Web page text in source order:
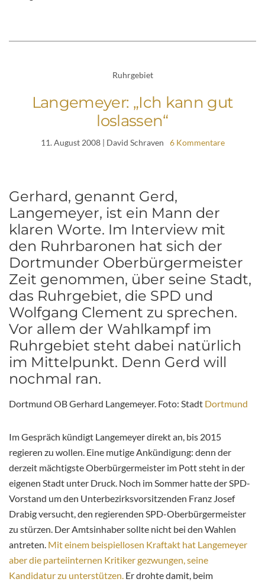
Ruhrgebiet
Langemeyer: „Ich kann gut
loslassen“
11. August 2008| David Schraven 6 Kommentare
Gerhard, genannt Gerd,
Langemeyer, ist ein Mann der
klaren Worte. Im Interview mit
den Ruhrbaronen hat sich der
Dortmunder Oberbürgermeister
Zeit genommen, über seine Stadt,
das Ruhrgebiet, die SPD und
Wolfgang Clement zu sprechen.
Vor allem der Wahlkampf im
Ruhrgebiet steht dabei natürlich
im Mittelpunkt. Denn Gerd will
nochmal ran.
Dortmund OB Gerhard Langemeyer. Foto: Stadt Dortmund
Im Gespräch kündigt Langemeyer direkt an, bis 2015
regieren zu wollen. Eine mutige Ankündigung: denn der
derzeit mächtigste Oberbürgermeister im Pott steht in der
eigenen Stadt unter Druck. Noch im Sommer hatte der SPD-
Vorstand um den Unterbezirksvorsitzenden Franz Josef
Drabig versucht, den regierenden SPD-Oberbürgermeister
zu stürzen. Der Amtsinhaber sollte nicht bei den Wahlen
antreten. Mit einem beispiellosen Kraftakt hat Langemeyer
aber die parteiinternen Kritiker gezwungen, seine
Kandidatur zu unterstützen. Er drohte damit, beim